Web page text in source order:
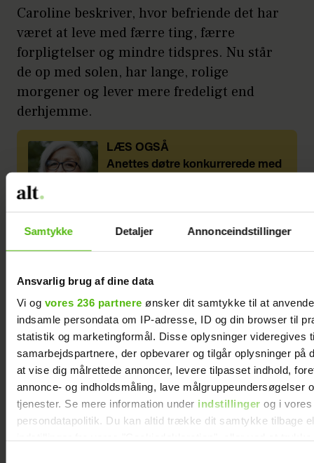
Samtykke Detaljer Annonceindstillinger
Ansvarlig brug af dine data
Vi og vores 236 partnere ønsker dit samtykke til at
indsamle persondata om IP-adresse, ID og din browser til
statistik og marketingformål. Disse oplysninger videregives
samarbejdspartnere, der opbevarer og tilgår oplysninger på
at vise dig målrettede annoncer, levere tilpasset indhold,
annonce- og indholdsmåling, lave målgruppeundersøgelser
tjenester. Se mere information under indstillinger og i vores
persondatapolitik. Du kan altid trække dit samtykke tilbage
Caroline beskriver, hvor befriende det har
været at leve med færre ting, færre
forpligtelser og mindre tidspres. Nu står
de op med solen, har lange, rolige
morgener og lever mere fredeligt end
derhjemme.
LÆS OGSÅ
Anettes døtre konkurrerede med
Uden en masse forskelligt legetøj og ting
har børnene lært at lege på en helt ny
de få stykker legetøj, familien har, eller
bare med hinanden.
”Uden forstyrrelser og med et fuldt
program hver dag har vi haft tid til at
tænke over, hvad vi egentlig har lyst til at
bruge vores tid på. Det har været utroligt
spændende at udforske verden sammen og
at se, hvordan børnene vokser af at møde